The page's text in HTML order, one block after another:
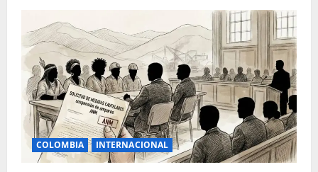
COLOMBIA INTERNACIONAL